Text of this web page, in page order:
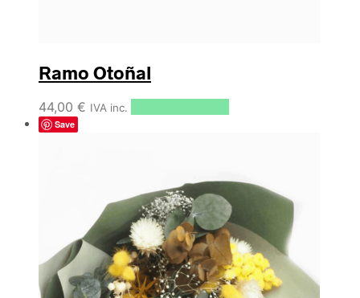
Ramo Otoñal
44,00 € IVA inc.
Save